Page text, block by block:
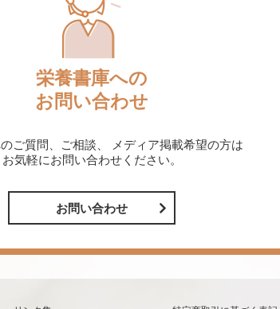
栄養書庫への
お問い合わせ
ご質問、ご相談、
メディア掲載希望の方は
お気軽にお問い合わせください。
お問い合わせ